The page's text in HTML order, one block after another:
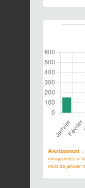
Avertissement :
enregistrées à
mois de janvier